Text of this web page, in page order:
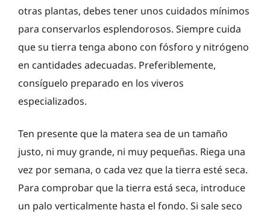
otras plantas, debes tener unos cuidados mínimos
para conservarlos esplendorosos. Siempre cuida
que su tierra tenga abono con fósforo y nitrógeno
en cantidades adecuadas. Preferiblemente,
consíguelo preparado en los viveros
especializados.
Ten presente que la matera sea de un tamaño
justo, ni muy grande, ni muy pequeñas. Riega una
vez por semana, o cada vez que la tierra esté seca.
Para comprobar que la tierra está seca, introduce
un palo verticalmente hasta el fondo. Si sale seco